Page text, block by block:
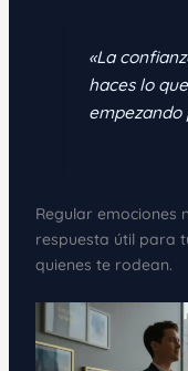
«La
haces lo
empezando
Regular emociones
respuesta útil para
quienes te rodean.